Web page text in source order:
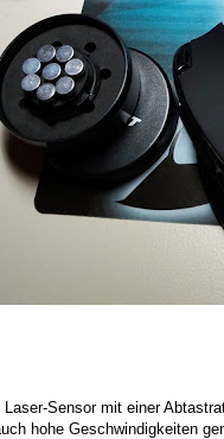
Sensor mit einer
hohe Geschwindigkeiten